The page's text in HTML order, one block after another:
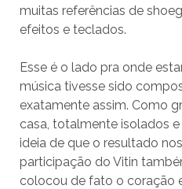
muitas referências de
efeitos e teclados.
Esse é o lado pra onde
música tivesse sido
exatamente assim. Como
casa, totalmente isolados
ideia de que o resultado
participação do Vitin
colocou de fato o coração